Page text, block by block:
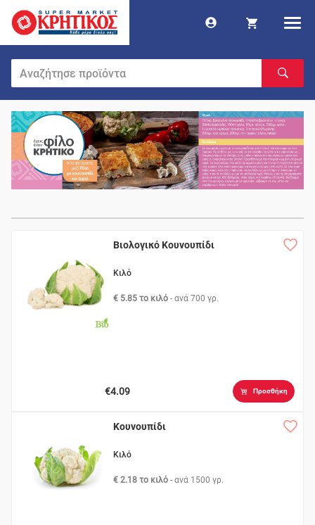
Βιολογικό Κουνουπίδι
Κιλό
€ 5.85 το κιλό - ανά700 γρ.
€4.09 Προσθήκη
Κουνουπίδι
Κιλό
€ 2.18 το κιλό - ανά 1500 γρ.